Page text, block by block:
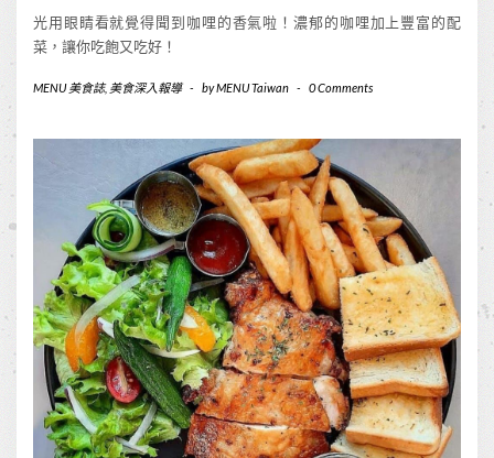
光用眼睛看就覺得聞到咖哩的香氣啦！濃郁的咖哩加上豐富的配
菜，讓你吃飽又吃好！
MENU 美食誌, 美食深入報導 - byMENU Taiwan - 0 Comments